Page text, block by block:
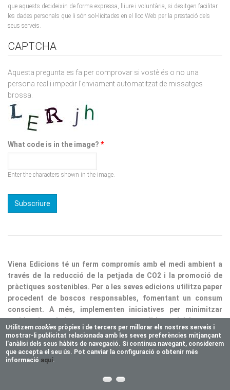
les dades personals que li són sol•licitades en el lloc Web per la prestació dels
seus serveis.
persona real i impedir l'enviament automatitzat de missatges
brossa.
What code is in the image?
través de la reducció de la petjada de CO2 i la promoció de
pràctiques sostenibles. Per a les seves edicions utilitza paper
procedent de boscos responsables, fomentant un consum
conscient. A més, implementen iniciatives per minimitzar
residus i optimitzar processos, consolidant així la nostra
responsabilitat ecològica.
Copyright © 2025 Vienaeditorial.com. All rights reserved
Responsive theme, developed by easy&WEB
Utilitzemcookies pròpies i de tercers per millorar els nostres serveis i
mostrar-li publicitat relacionada amb les seves preferències mitjançant
l’anàlisi dels seus hàbits de navegació. Si continua navegant, considerem
que accepta el seu ús. Pot canviar la configuració o obtenir més
informació aquí.